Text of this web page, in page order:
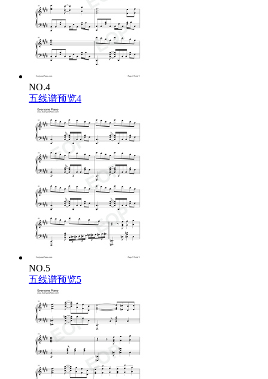
NO.4
五线谱预览4
NO.5
五线谱预览5